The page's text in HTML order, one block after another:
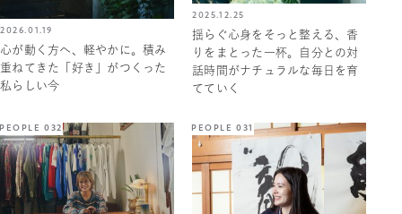
2026.01.19
心が動く方へ、軽やかに。積み
重ねてきた「好き」がつくった
私らしい今
2025.12.25
揺らぐ心身をそっと整える、香
りをまとった一杯。自分との対
話時間がナチュラルな毎日を育
てていく
PEOPLE 032 PEOPLE 031